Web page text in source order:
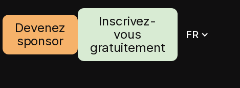
Devenez
sponsor
Inscrivez-
vous
gratuitement
FR